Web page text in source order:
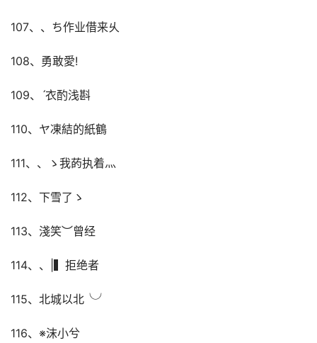
107、、ち作业借来乆
108、勇敢愛!
109、ˊ衣酌浅斟
110、ヤ凍結的紙鶴
111、、ゝ我菂执着灬
112、下雪了ゝ
113、淺笑︶曾经
114、、|▍拒绝者
115、北城以北╰╯
116、※沫小兮